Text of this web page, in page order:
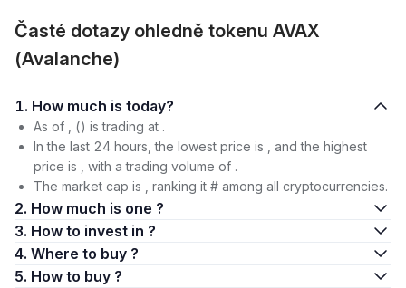
Časté dotazy ohledně tokenu AVAX
(Avalanche)
1. How much is today?
As of , () is trading at .
In the last 24 hours, the lowest price is , and the highest
price is , with a trading volume of .
The market cap is , ranking it # among all cryptocurrencies.
2. How much is one ?
3. How to invest in ?
4. Where to buy ?
5. How to buy ?